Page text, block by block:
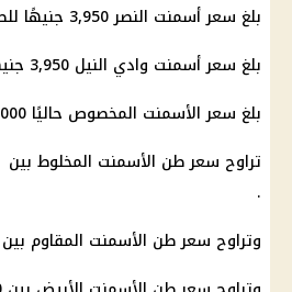
بلغ سعر أسمنت النصر 3,950 جنيهًا للطن.
بلغ سعر أسمنت وادي النيل 3,950 جنيهًا للطن.
بلغ سعر الأسمنت المخصوص حاليًا 4,000 جنيه للطن.
.
وتراوح سعر طن الأسمنت المقاوم بين 3400 و3680 جنيهًا.